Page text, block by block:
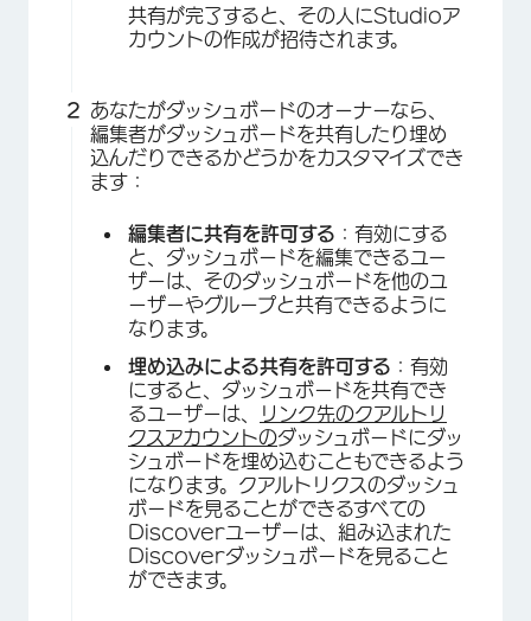
共有が完了すると、その人にStudioア
カウントの作成が招待されます。
あなたがダッシュボードのオーナーなら、
編集者がダッシュボードを共有したり埋め
込んだりできるかどうかをカスタマイズでき
ます：
編集者に共有を許可する ：有効にする
と、ダッシュボードを編集できるユー
ザーは、そのダッシュボードを他のユ
ーザーやグループと共有できるように
なります。
埋め込みによる共有を許可する ：有効
にすると、ダッシュボードを共有でき
るユーザーは、
リンク先のクアルトリ
クスアカウントのダッシュボードにダッ
シュボードを埋め込むこともできるよう
になります。クアルトリクスのダッシュ
ボードを見ることができるすべての
Discoverユーザーは、組み込まれた
Discoverダッシュボードを見ること
ができます。